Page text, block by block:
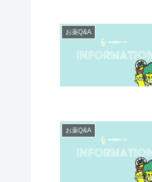
お薬Q&A
お薬Q&A